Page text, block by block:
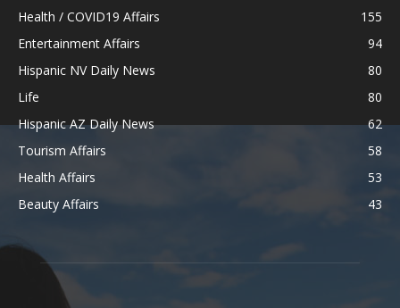
Health / COVID19 Affairs
155
Entertainment Affairs
94
Hispanic NV Daily News
80
Life
80
Hispanic AZ Daily News
62
Tourism Affairs
58
Health Affairs
53
Beauty Affairs
43